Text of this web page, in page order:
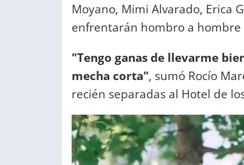
Moyano, Mimi Alvarado, Erica
enfrentarán hombro a
"Tengo ganas de llevarme
mecha corta", sumó Rocío
recién separadas al Hotel de